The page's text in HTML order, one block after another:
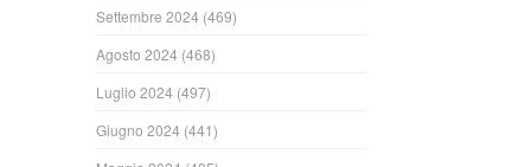
Settembre 2024 (469)
Agosto 2024 (468)
Luglio 2024 (497)
Giugno 2024 (441)